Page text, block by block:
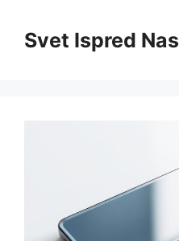
contentSvet Ispred Nas